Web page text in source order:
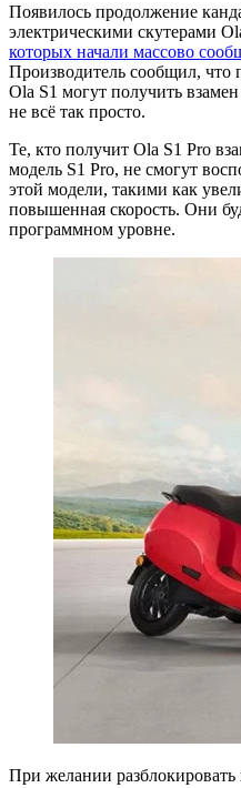
Появилось продолжение
электрическими скутерами
которых начали массово
Производитель сообщил, что
Ola S1 могут получить
не всё так просто.
Те, кто получит Ola S1 Pro
модель S1 Pro, не смогут
этой модели, такими как
повышенная скорость. Они
программном уровне.
При желании разблокировать